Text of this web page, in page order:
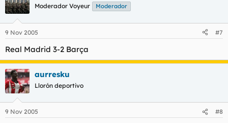
Moderador Voyeur Moderador
9 Nov 2005 #7
Real Madrid 3-2 Barça
aurresku
Llorón deportivo
9 Nov 2005 #8